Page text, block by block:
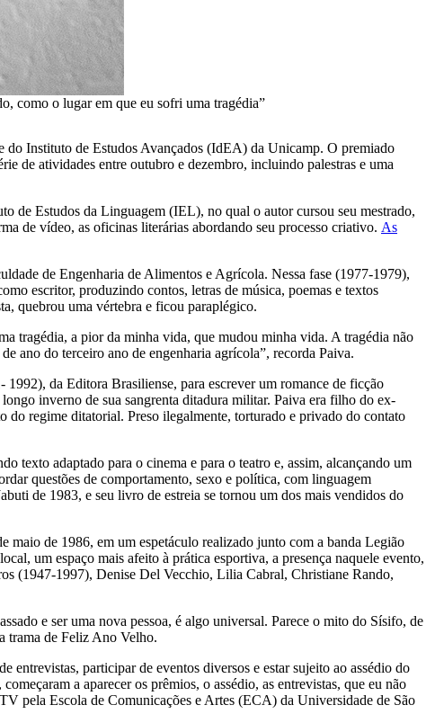
como o lugar em que eu sofri uma tragédia”
Instituto de Estudos Avançados (IdEA) da Unicamp. O premiado
de atividades entre outubro e dezembro, incluindo palestras e uma
de Estudos da Linguagem (IEL), no qual o autor cursou seu mestrado,
de vídeo, as oficinas literárias abordando seu processo criativo. As
de Engenharia de Alimentos e Agrícola. Nessa fase (1977-1979),
escritor, produzindo contos, letras de música, poemas e textos
quebrou uma vértebra e ficou paraplégico.
tragédia, a pior da minha vida, que mudou minha vida. A tragédia não
ano do terceiro ano de engenharia agrícola”, recorda Paiva.
da Editora Brasiliense, para escrever um romance de ficção
inverno de sua sangrenta ditadura militar. Paiva era filho do ex-
do regime ditatorial. Preso ilegalmente, torturado e privado do contato
texto adaptado para o cinema e para o teatro e, assim, alcançando um
questões de comportamento, sexo e política, com linguagem
de 1983, e seu livro de estreia se tornou um dos mais vendidos do
de 1986, em um espetáculo realizado junto com a banda Legião
um espaço mais afeito à prática esportiva, a presença naquele evento,
(1947-1997), Denise Del Vecchio, Lilia Cabral, Christiane Rando,
e ser uma nova pessoa, é algo universal. Parece o mito do Sísifo, de
trama de Feliz Ano Velho.
entrevistas, participar de eventos diversos e estar sujeito ao assédio do
a aparecer os prêmios, o assédio, as entrevistas, que eu não
pela Escola de Comunicações e Artes (ECA) da Universidade de São